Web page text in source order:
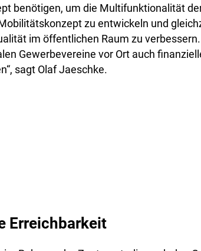
benötigen, um die Multifunktionalität
zu entwickeln und
im öffentlichen Raum zu
Gewerbevereine vor Ort auch
sagt Olaf Jaeschke.
Erreichbarkeit